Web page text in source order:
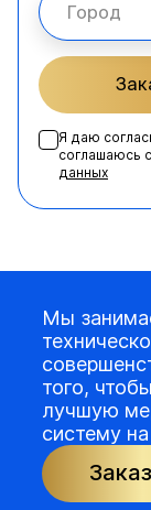
Я даю
соглашаюсь с
данных
Мы
того,
лучшую
систему